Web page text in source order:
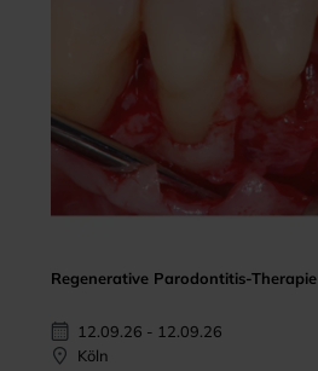
Regenerative Parodontitis-Therapie
12.09.26 - 12.09.26
Köln